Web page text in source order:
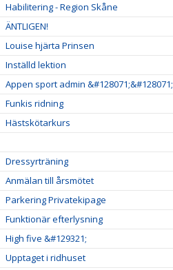
Habilitering - Region Skåne
ÄNTLIGEN!
Louise hjärta Prinsen
Inställd lektion
Appen sport admin &#128071;&#128071;
Funkis ridning
Hästskötarkurs
Dressyrträning
Anmälan till årsmötet
Parkering Privatekipage
Funktionär efterlysning
High five &#129321;
Upptaget i ridhuset